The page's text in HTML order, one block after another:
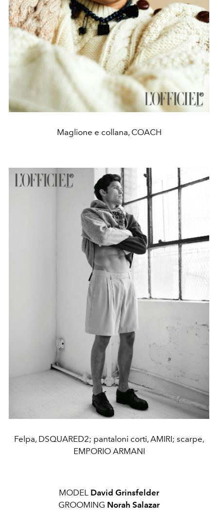
Maglione e collana, COACH
Felpa, DSQUARED2; pantaloni corti, AMIRI; scarpe,
EMPORIO ARMANI
MODEL David Grinsfelder
GROOMING Norah Salazar